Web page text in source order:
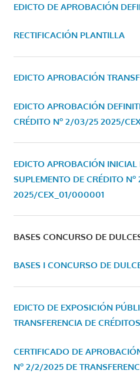
EDICTO DE APROBACIÓN
RECTIFICACIÓN PLANTILLA
EDICTO APROBACIÓN
EDICTO APROBACIÓN
CRÉDITO Nº 2/03/25 2025/
EDICTO APROBACIÓN INICIAL
SUPLEMENTO DE CRÉDITO
2025/CEX_01/000001
BASES CONCURSO DE
BASES I CONCURSO DE
EDICTO DE EXPOSICIÓN
TRANSFERENCIA DE
CERTIFICADO DE
Nº 2/2/2025 DE